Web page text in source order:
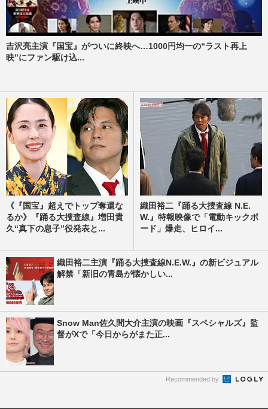
吉沢亮主演『国宝』がついに終映へ…1000円均一の“ラスト再上
映”にファン駆け込...
《『国宝』超えでトップ奪還な
るか》『踊る大捜査線』増田貴
久“真下の息子”役発表と...
織田裕二『踊る大捜査線 N.E.
W.』特報映像で「電動キックボ
ード」爆走、ヒロイ...
織田裕二主演『踊る大捜査線N.E.W.』の新ビジュアル
解禁「新旧の青島が懐かしい...
Snow Man佐久間大介主演の映画『スペシャルズ』監
督がXで「今日からがまた正...
Recommended by